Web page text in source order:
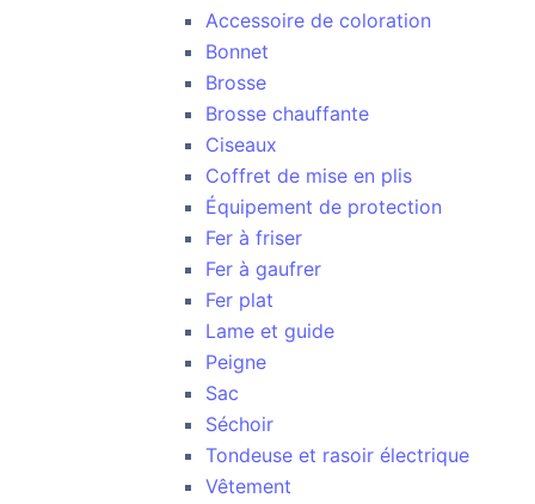
Accessoire de coloration
Bonnet
Brosse
Brosse chauffante
Ciseaux
Coffret de mise en plis
Équipement de protection
Fer à friser
Fer à gaufrer
Fer plat
Lame et guide
Peigne
Sac
Séchoir
Tondeuse et rasoir électrique
Vêtement